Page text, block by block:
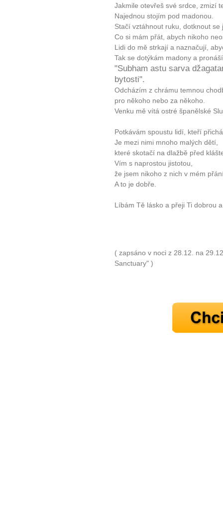
10 tipů
...
Jak mít více energie
Jak vnést do života
Jakmile otevřeš své srdce, zmizí
Najednou stojím pod madonou.
Stačí vztáhnout ruku, dotknout
Co si mám přát, abych nikoho
Lidi do mě strkají a naznačují,
Tak se dotýkám madony a
"Subham astu sarva
bytosti".
Odcházím z chrámu temnou
pro někoho nebo za někoho.
Venku mě vítá ostré španělské
Potkávám spoustu lidí, kteří
Je mezi nimi mnoho malých dětí,
které skotačí na dlažbě před
Vím s naprostou jistotou,
že jsem nikoho z nich v mém
A to je dobře.
Líbám Tě lásko a přeji Ti dobrou
( zapsáno v noci z 28.12. na
Sanctuary" )